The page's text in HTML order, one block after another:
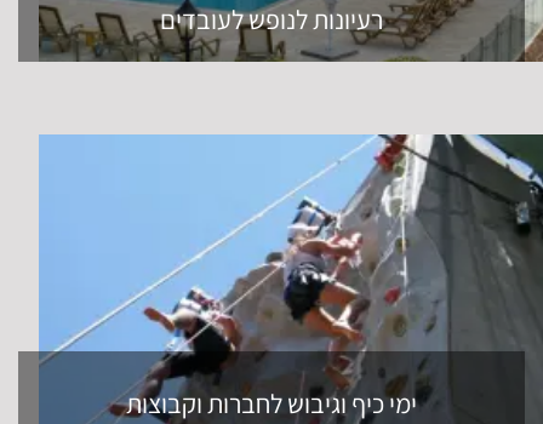
רעיונות לנופש לעובדים
ימי כיף וגיבוש לחברות וקבוצות